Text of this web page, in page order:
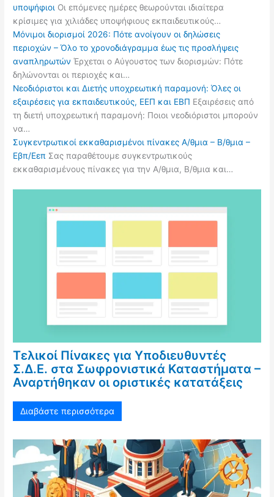
υποψήφιοι Οι επόμενες ημέρες θεωρούνται ιδιαίτερα
κρίσιμες για χιλιάδες υποψήφιους εκπαιδευτικούς…
Μόνιμοι διορισμοί 2026: Πότε ανοίγουν οι δηλώσεις
περιοχών – Όλο το χρονοδιάγραμμα έως τις προσλήψεις
αναπληρωτών Έρχεται ο Αύγουστος των διορισμών: Πότε
δηλώνονται οι περιοχές και…
Νεοδιόριστοι και Διετής υποχρεωτική παραμονή: Όλες οι
εξαιρέσεις για εκπαιδευτικούς, ΕΕΠ και ΕΒΠ Εξαιρέσεις από
τη διετή υποχρεωτική παραμονή: Ποιοι νεοδιόριστοι μπορούν
να…
Συγκεντρωτικοί εκκαθαρισμένοι πίνακες Α/θμια – Β/θμια –
Εβπ/Εεπ Σας παραθέτουμε συγκεντρωτικούς
εκκαθαρισμένους πίνακες για την Α/θμια, Β/θμια και…
Τελικοί Πίνακες για Υποδιευθυντές
Σ.Δ.Ε. στα Σωφρονιστικά Καταστήματα –
Αναρτήθηκαν οι οριστικές κατατάξεις
Διαβάστε περισσότερα